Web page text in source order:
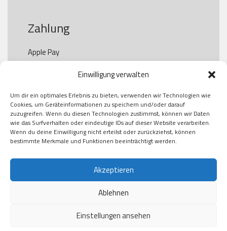
Einwilligung verwalten
Um dir ein optimales Erlebnis zu bieten, verwenden wir Technologien wie
Cookies, um Geräteinformationen zu speichern und/oder darauf
zuzugreifen. Wenn du diesen Technologien zustimmst, können wir Daten
wie das Surfverhalten oder eindeutige IDs auf dieser Website verarbeiten.
Wenn du deine Einwilligung nicht erteilst oder zurückziehst, können
bestimmte Merkmale und Funktionen beeinträchtigt werden.
Akzeptieren
Ablehnen
Einstellungen ansehen
Zahlung
Apple Pay
Paypal
Kauf auf Rechung
Klarna
American Express